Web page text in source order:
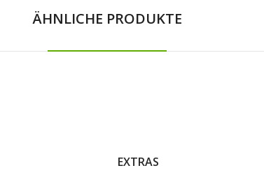
ÄHNLICHE PRODUKTE
EXTRAS